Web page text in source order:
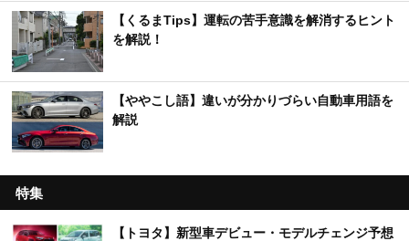
【くるまTips】運転の苦手意識を解消するヒント
を解説！
【ややこし語】違いが分かりづらい自動車用語を
解説
特集
【トヨタ】新型車デビュー・モデルチェンジ予想